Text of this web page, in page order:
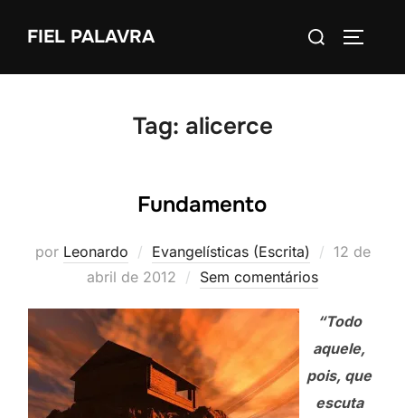
FIEL PALAVRA
Pesquisar
Tag: alicerce
Fundamento
por Leonardo Evangelísticas (Escrita)
Postado
12 de
abril de 2012
Sem comentários
“Todo
aquele,
pois, que
escuta